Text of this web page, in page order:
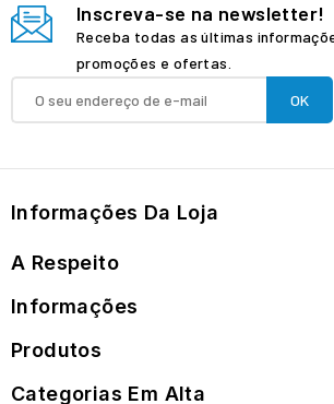
Inscreva-se na newsletter!
Receba todas as últimas
promoções e ofertas.
Informações Da Loja
A Respeito
Informações
Produtos
Categorias Em Alta